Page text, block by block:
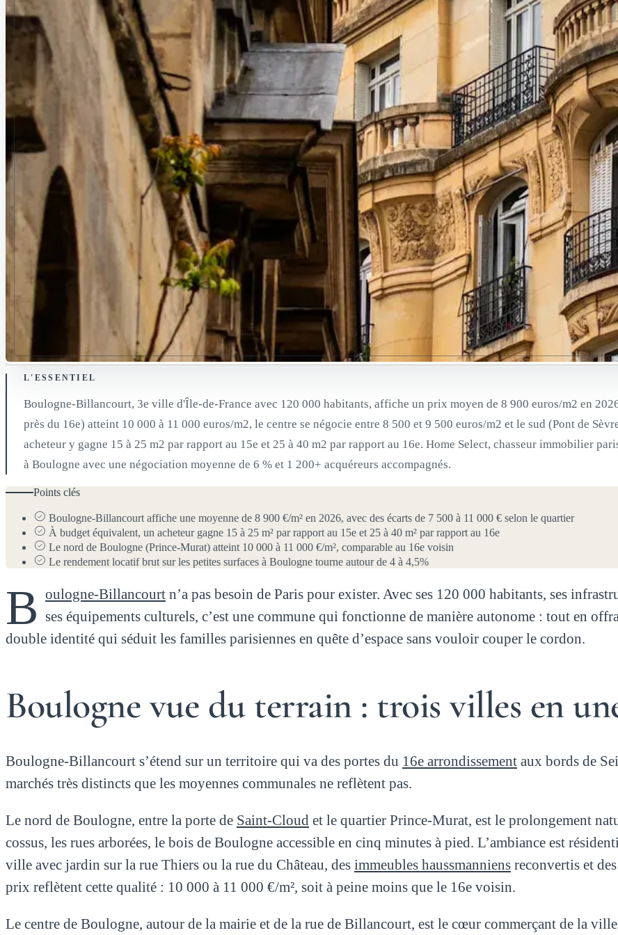
L'ESSENTIEL
Boulogne-Billancourt, 3e ville d'Île-de-France avec 120 000 habitants, affiche un prix moyen de 8 900 euros/m2 en
près du 16e) atteint 10 000 à 11 000 euros/m2, le centre se négocie entre 8 500 et 9 500 euros/m2 et le sud (Pont de
acheteur y gagne 15 à 25 m2 par rapport au 15e et 25 à 40 m2 par rapport au 16e. Home Select, chasseur immobilier
à Boulogne avec une négociation moyenne de 6 % et 1 200+ acquéreurs accompagnés.
Points clés
Boulogne-Billancourt affiche une moyenne de 8 900 €/m² en 2026, avec des écarts de 7 500 à 11 000 € selon le quartier
À budget équivalent, un acheteur gagne 15 à 25 m² par rapport au 15e et 25 à 40 m² par rapport au 16e
Le nord de Boulogne (Prince-Murat) atteint 10 000 à 11 000 €/m², comparable au 16e voisin
Le rendement locatif brut sur les petites surfaces à Boulogne tourne autour de 4 à 4,5%
B oulogne-Billancourtn’a pas besoin de Paris pour exister. Avec ses 120 000 habitants, ses
ses équipements culturels, c’est une commune qui fonctionne de manière autonome : tout en
double identité qui séduit les familles parisiennes en quête d’espace sans vouloir couper le cordon.
Boulogne vue du terrain : trois villes en
Boulogne-Billancourt s’étend sur un territoire qui va des portes du 16e arrondissement aux bords de
marchés très distincts que les moyennes communales ne reflètent pas.
Le nord de Boulogne, entre la porte de Saint-Cloud et le quartier Prince-Murat, est le prolongement
cossus, les rues arborées, le bois de Boulogne accessible en cinq minutes à pied. L’ambiance est
ville avec jardin sur la rue Thiers ou la rue du Château, des immeubles haussmanniens reconvertis et
prix reflètent cette qualité : 10 000 à 11 000 €/m², soit à peine moins que le 16e voisin.
Le centre de Boulogne, autour de la mairie et de la rue de Billancourt, est le cœur commerçant de la